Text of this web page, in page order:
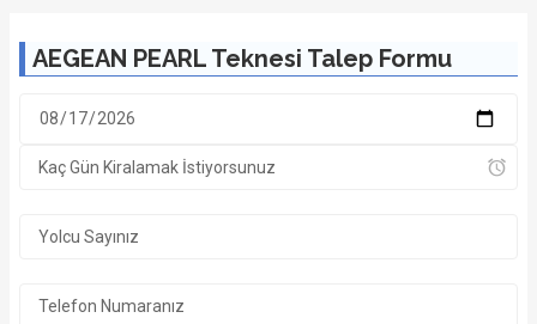
AEGEAN PEARL Teknesi Talep Formu